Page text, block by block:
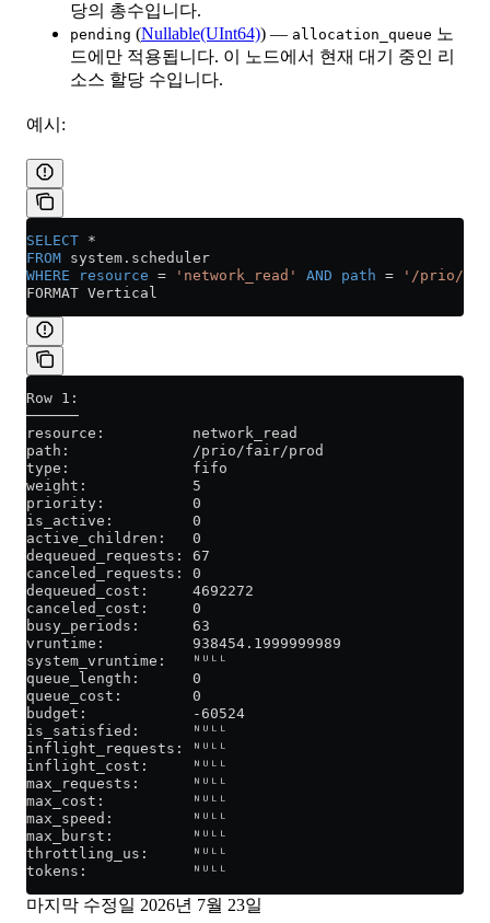
당의 총수입니다.
pending (Nullable(UInt64)) — allocation_queue 노
드에만 적용됩니다. 이 노드에서 현재 대기 중인 리
소스 할당 수입니다.
예시:
SELECT *
FROM system . scheduler
WHERE resource = 'network_read' AND path = '/prio/
FORMAT Vertical
Row 1:
──────
resource:          network_read
path:              /prio/fair/prod
type:              fifo
weight:            5
priority:          0
is_active:         0
active_children:   0
dequeued_requests: 67
canceled_requests: 0
dequeued_cost:     4692272
canceled_cost:     0
busy_periods:      63
vruntime:          938454.1999999989
system_vruntime:   ᴺᵁᴸᴸ
queue_length:      0
queue_cost:        0
budget:            -60524
is_satisfied:      ᴺᵁᴸᴸ
inflight_requests: ᴺᵁᴸᴸ
inflight_cost:     ᴺᵁᴸᴸ
max_requests:      ᴺᵁᴸᴸ
max_cost:          ᴺᵁᴸᴸ
max_speed:         ᴺᵁᴸᴸ
max_burst:         ᴺᵁᴸᴸ
throttling_us:     ᴺᵁᴸᴸ
tokens:            ᴺᵁᴸᴸ
마지막 수정일 2026년 7월 23일